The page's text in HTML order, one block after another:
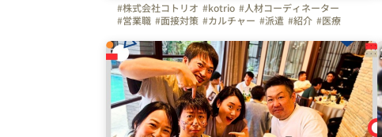
#株式会社コトリオ #kotrio #人材コーディネーター
#営業職 #面接対策 #カルチャー #派遣 #紹介 #医療
#仙台市 #栃木県 #宇都宮市 #群馬県 #高崎市 #埼玉県
#さいたま市 #千葉県 #千葉市 #東京都 #港区 #神奈川県
#横浜市 #長野県 #松本市 #静岡県 #浜松市 #愛知県
#名古屋市 #京都府 #京都市 #大阪府 #大阪市 #兵庫県
#神戸市 #奈良県 #奈良市 #岡山県 #岡山市 #広島県
#広島市 #福岡県 #福岡市 #熊本県 #熊本市 #鹿児島県
#鹿児島市